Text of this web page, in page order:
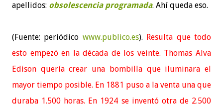
apellidos: obsolescencia programada. Ahí queda eso.
(Fuente: periódico www.publico.es). Resulta que todo
esto empezó en la década de los veinte. Thomas Alva
Edison quería crear una bombilla que iluminara el
mayor tiempo posible. En 1881 puso a la venta una que
duraba 1.500 horas. En 1924 se inventó otra de 2.500